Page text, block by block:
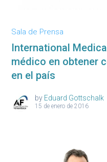
Sala de Prensa
International
médico en obtener
en el país
by Eduard Gottschalk
15 de enero de 2016